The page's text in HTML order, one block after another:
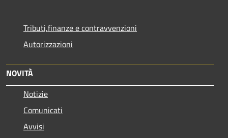
Tributi,finanze e contravvenzioni
Autorizzazioni
NOVITÀ
Notizie
Comunicati
Avvisi